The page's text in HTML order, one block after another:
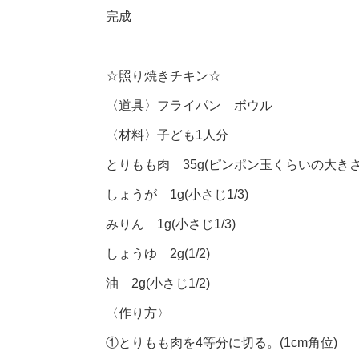
完成
☆照り焼きチキン☆
〈道具〉フライパン ボウル
〈材料〉子ども1人分
とりもも肉 35g(ピンポン玉くらいの大き
しょうが 1g(小さじ1/3)
みりん 1g(小さじ1/3)
しょうゆ 2g(1/2)
油 2g(小さじ1/2)
〈作り方〉
①とりもも肉を4等分に切る。(1cm角位)